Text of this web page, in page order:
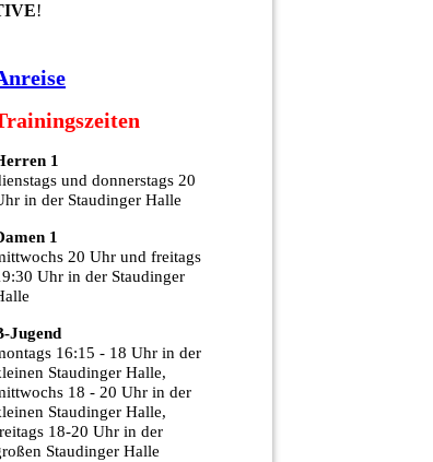
!
1
und donnerstags 20
in der Staudinger Halle
1
20 Uhr und freitags
Uhr in der Staudinger
Jugend
16:15 - 18 Uhr in der
Staudinger Halle,
18 - 20 Uhr in der
Staudinger Halle,
18-20 Uhr in der
Staudinger Halle